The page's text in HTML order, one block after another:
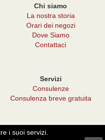
Chi siamo
La nostra storia
Orari dei negozi
Dove Siamo
Contattaci
Servizi
Consulenze
Consulenza breve gratuita
i suoi servizi.